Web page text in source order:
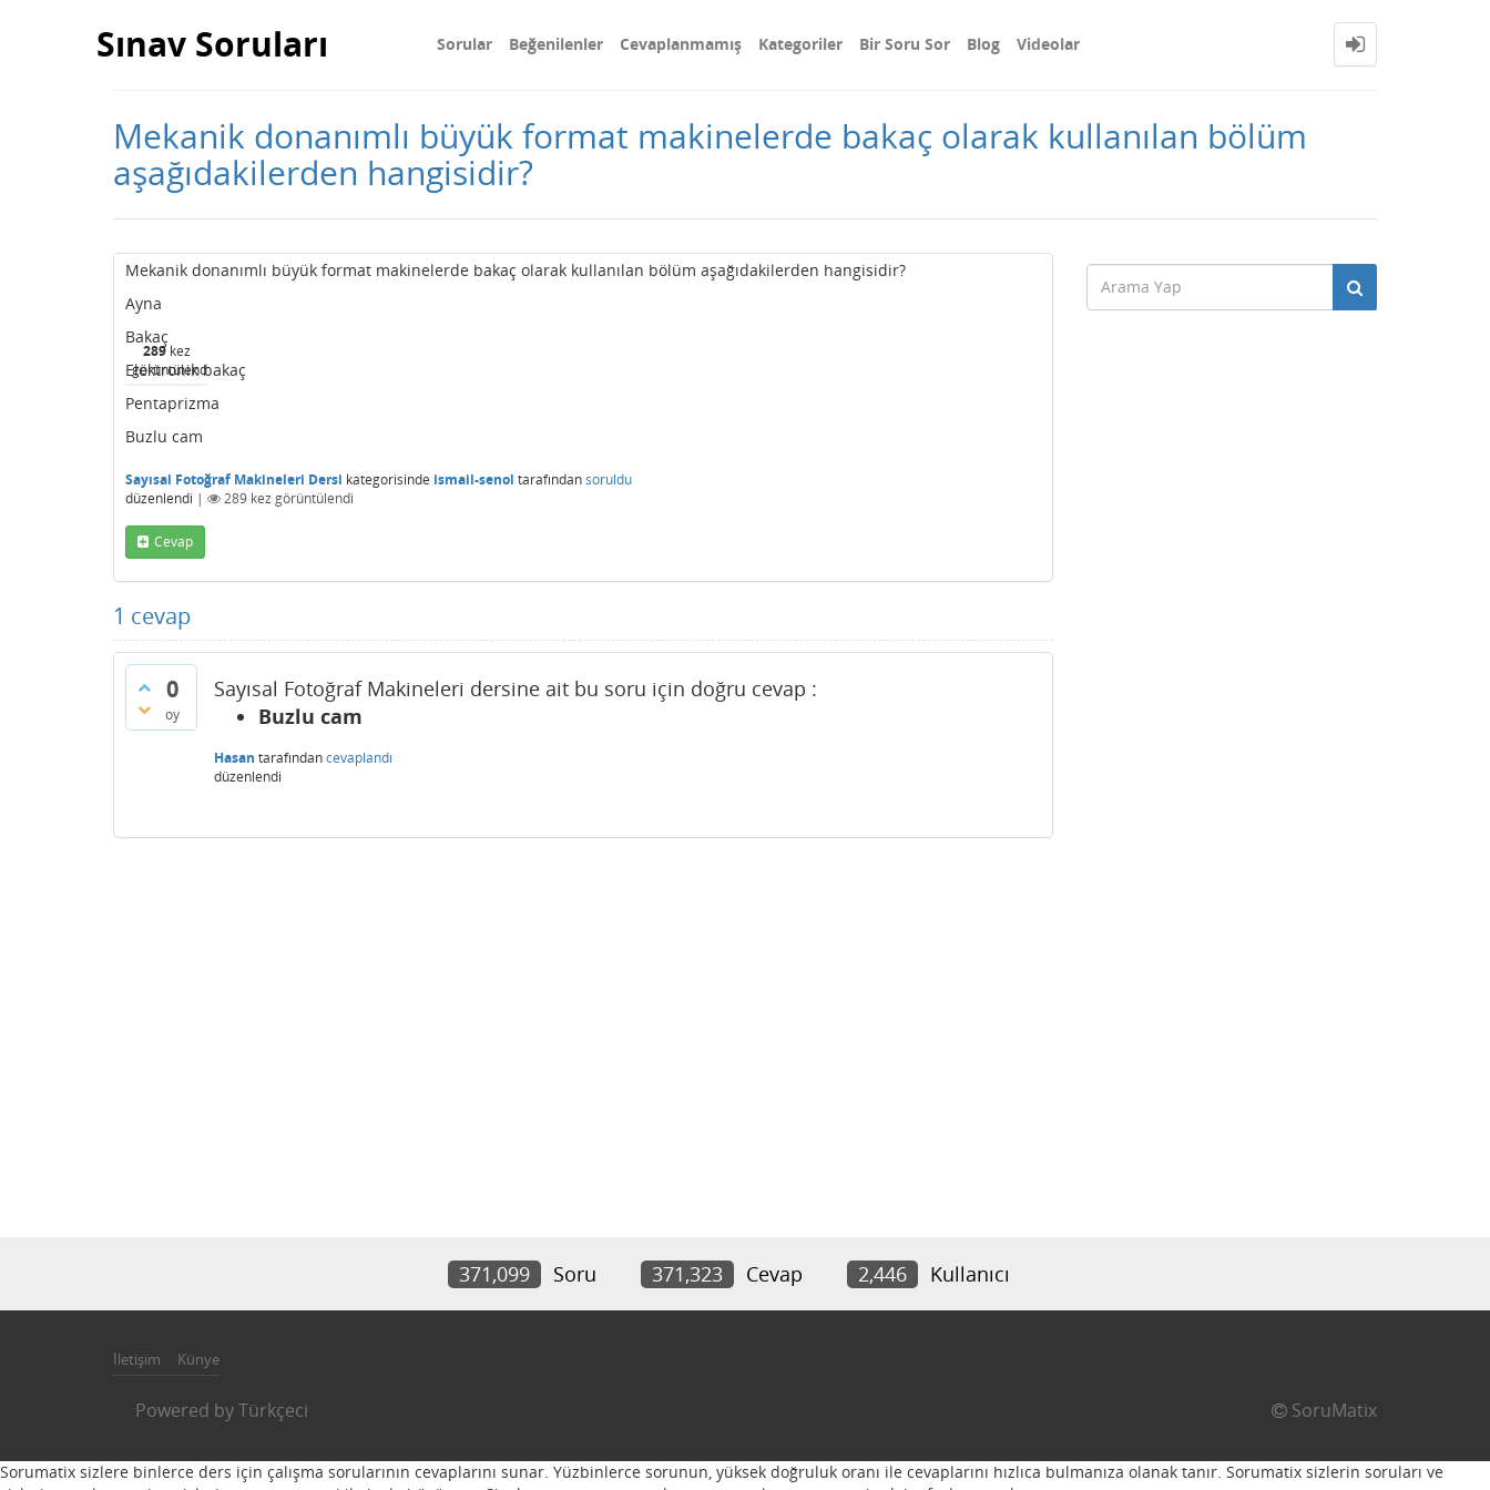
Sınav Soruları Sorular Beğenilenler Cevaplanmamış Kategoriler Bir Soru Sor Blog Videolar
Mekanik donanımlı büyük format makinelerde bakaç olarak kullanılan bölüm
aşağıdakilerden hangisidir?
289kez
görüntülendi
Mekanik donanımlı büyük format makinelerde bakaç olarak kullanılan bölüm aşağıdakilerden hangisidir?
Ayna
Bakaç
Elektronik bakaç
Pentaprizma
Buzlu cam
Sayısal Fotoğraf Makineleri Dersi kategorisinde ismail-senol tarafındansoruldu
düzenlendi | 289 kez görüntülendi
Cevap
1 cevap
0
oy
Sayısal Fotoğraf Makineleri dersine ait bu soru için doğru cevap :
Buzlu cam
Hasan tarafındancevaplandı
düzenlendi
371,099 Soru 371,323 Cevap 2,446 Kullanıcı
İletişim Künye
Powered byTürkçeci SoruMatix
Sorumatix sizlere binlerce ders için çalışma sorularının cevaplarını sunar. Yüzbinlerce sorunun, yüksek doğruluk oranı ile cevaplarını hızlıca bulmanıza olanak tanır. Sorumatix sizlerin soruları ve